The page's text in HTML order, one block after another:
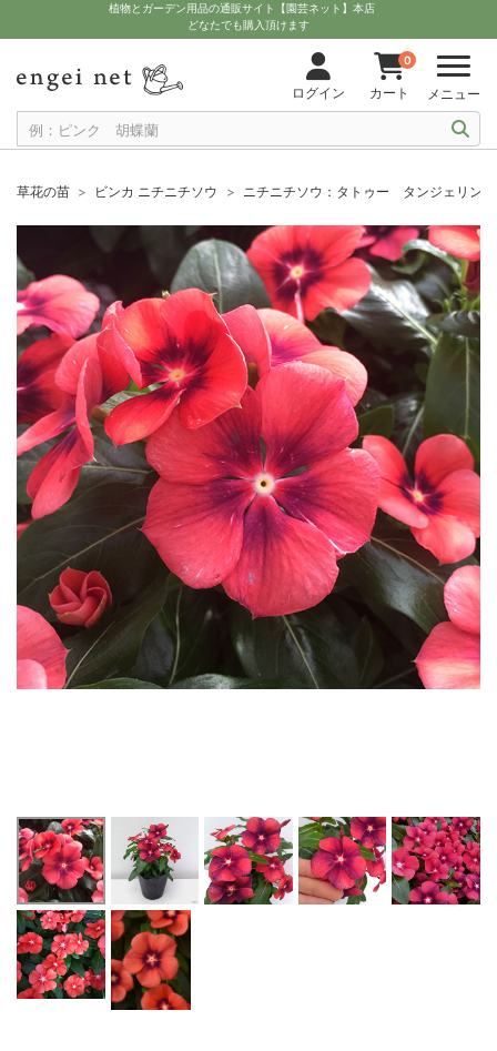
植物とガーデン用品の通販サイト【園芸ネット】本店
どなたでも購入頂けます
ログイン
0
カート メニュー
草花の苗 ビンカ ニチニチソウ ニチニチソウ：タトゥー タンジェリン